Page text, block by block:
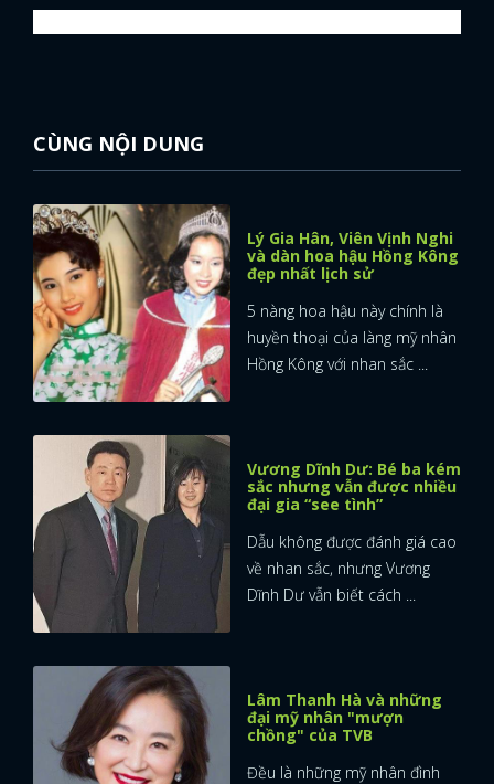
CÙNG NỘI DUNG
Lý Gia Hân, Viên Vịnh Nghi
và dàn hoa hậu Hồng Kông
đẹp nhất lịch sử
5 nàng hoa hậu này chính là
huyền thoại của làng mỹ nhân
Hồng Kông với nhan sắc ...
Vương Dĩnh Dư: Bé ba kém
sắc nhưng vẫn được nhiều
đại gia “see tình”
Dẫu không được đánh giá cao
về nhan sắc, nhưng Vương
Dĩnh Dư vẫn biết cách ...
Lâm Thanh Hà và những
đại mỹ nhân "mượn
chồng" của TVB
Đều là những mỹ nhân đình